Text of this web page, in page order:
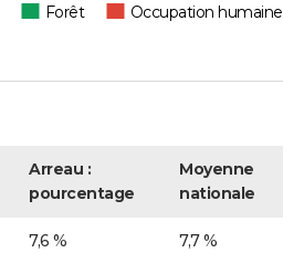
Forêt
Occupation humaine
Arreau :
pourcentage
Moyenne
nationale
7,6 % 7,7 %